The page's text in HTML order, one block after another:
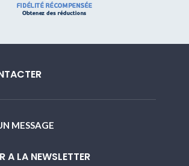
MESSAGE
A LA NEWSLETTER